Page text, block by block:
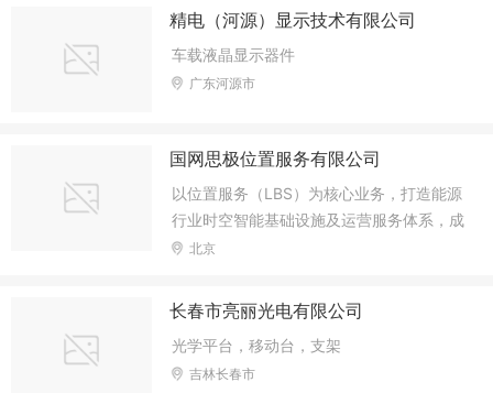
精电（河源）显示技术有限公司
车载液晶显示器件
广东河源市
国网思极位置服务有限公司
以位置服务（LBS）为核心业务，打造能源
行业时空智能基础设施及运营服务体系，成
为国内的精准位置服务商和时空大数据服
北京
长春市亮丽光电有限公司
光学平台，移动台，支架
吉林长春市